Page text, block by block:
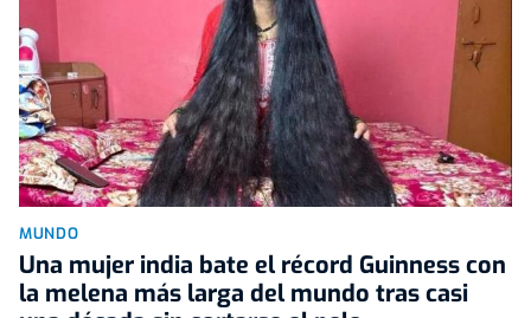
MUNDO
Una mujer india bate el récord Guinness con
la melena más larga del mundo tras casi